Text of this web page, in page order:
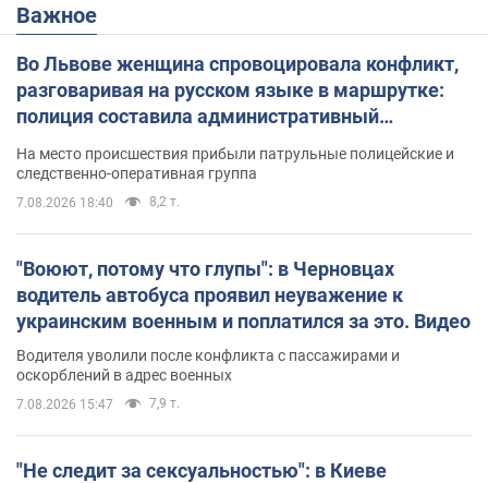
Важное
Во Львове женщина спровоцировала конфликт,
разговаривая на русском языке в маршрутке:
полиция составила административный
На место происшествия прибыли патрульные полицейские и
следственно-оперативная группа
7.08.2026 18:40 8,2 т.
"Воюют, потому что глупы": в Черновцах
водитель автобуса проявил неуважение к
украинским военным и поплатился за это. Видео
Водителя уволили после конфликта с пассажирами и
оскорблений в адрес военных
7.08.2026 15:47 7,9 т.
"Не следит за сексуальностью": в Киеве